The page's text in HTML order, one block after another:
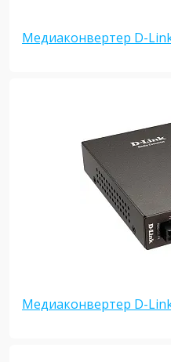
Медиаконвертер D-
Медиаконвертер D-